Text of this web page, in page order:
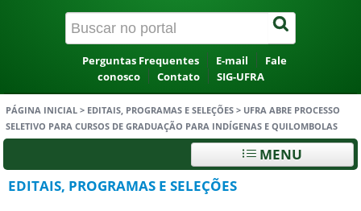
Perguntas Frequentes E-mail
Fale
conosco
Contato SIG-UFRA
PÁGINA INICIAL > EDITAIS, PROGRAMAS E SELEÇÕES > UFRA ABRE PROCESSO
SELETIVO PARA CURSOS DE GRADUAÇÃO PARA INDÍGENAS E QUILOMBOLAS
MENU
EDITAIS, PROGRAMAS E SELEÇÕES